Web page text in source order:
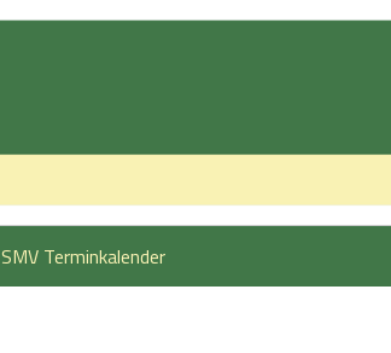
SMV Terminkalender